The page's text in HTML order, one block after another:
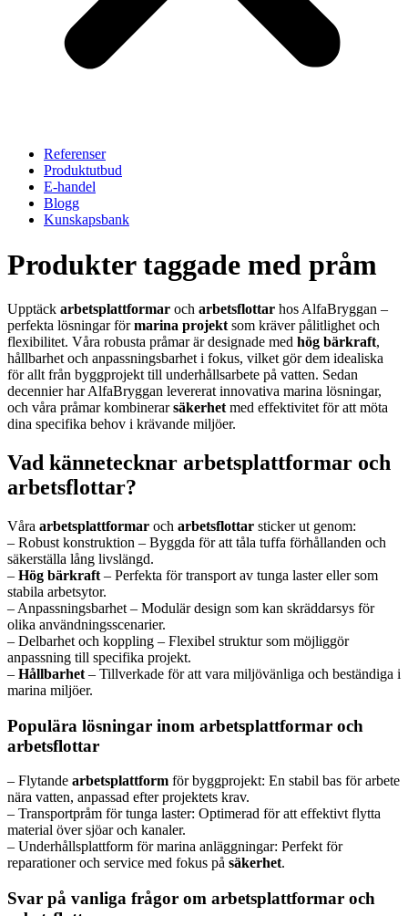
Referenser
Produktutbud
E-handel
Blogg
Kunskapsbank
Produkter taggade med pråm
Upptäck arbetsplattformar och arbetsflottar hos AlfaBryggan –
perfekta lösningar förmarina projekt som kräver pålitlighet och
flexibilitet. Våra robusta pråmar är designade med hög bärkraft,
hållbarhet och anpassningsbarhet i fokus, vilket gör dem idealiska
för allt från byggprojekt till underhållsarbete på vatten. Sedan
decennier har AlfaBryggan levererat innovativa marina lösningar,
och våra pråmar kombinerarsäkerhet med effektivitet för att möta
dina specifika behov i krävande miljöer.
Vad kännetecknar arbetsplattformar och
arbetsflottar?
Våra arbetsplattformar och arbetsflottar sticker ut genom:
– Robust konstruktion – Byggda för att tåla tuffa förhållanden och
säkerställa lång livslängd.
– Hög bärkraft – Perfekta för transport av tunga laster eller som
stabila arbetsytor.
– Anpassningsbarhet – Modulär design som kan skräddarsys för
olika användningsscenarier.
– Delbarhet och koppling – Flexibel struktur som möjliggör
anpassning till specifika projekt.
– Hållbarhet – Tillverkade för att vara miljövänliga och beständiga i
marina miljöer.
Populära lösningar inom arbetsplattformar och
arbetsflottar
– Flytande arbetsplattform för byggprojekt: En stabil bas för arbete
nära vatten, anpassad efter projektets krav.
– Transportpråm för tunga laster: Optimerad för att effektivt flytta
material över sjöar och kanaler.
– Underhållsplattform för marina anläggningar: Perfekt för
reparationer och service med fokus på säkerhet.
Svar på vanliga frågor om arbetsplattformar och